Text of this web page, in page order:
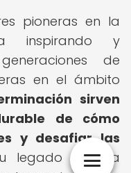
pioneras en la
inspirando y
de
en el ámbito
sirven
de cómo
y desafiar las
legado es una